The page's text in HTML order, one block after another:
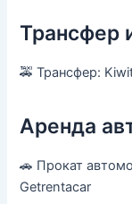
Трансфер
🚕 Трансфер:
Аренда
🚗 Прокат
Getrentacar